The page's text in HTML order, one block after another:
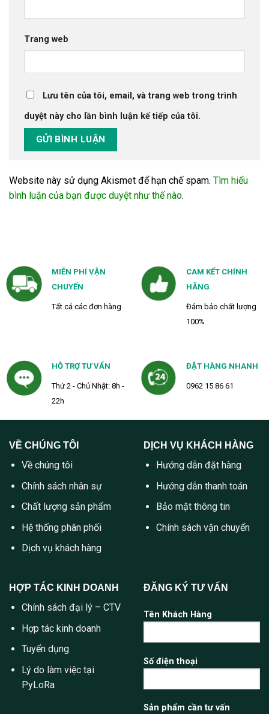
Trang web
Lưu tên của tôi, email, và trang web trong trình
duyệt này cho lần bình luận kế tiếp của tôi.
Website này sử dụng Akismet để hạn chế spam. Tìm hiểu
bình luận của bạn được duyệt như thế nào.
MIỄN PHÍ VẬN
CHUYỂN
Tất cả các đơn hàng
CAM KẾT CHÍNH
HÃNG
Đảm bảo chất lượng
100%
HỖ TRỢ TƯ VẤN
Thứ 2 - Chủ Nhật: 8h -
22h
ĐẶT HÀNG NHANH
0962 15 86 61
VỀ CHÚNG TÔI
Về chúng tôi
Chính sách nhân sự
Chất lượng sản phẩm
Hệ thống phân phối
Dịch vụ khách hàng
DỊCH VỤ KHÁCH HÀNG
Hướng dẫn đặt hàng
Hướng dẫn thanh toán
Bảo mật thông tin
Chính sách vận chuyển
HỢP TÁC KINH DOANH
Chính sách đại lý – CTV
Hợp tác kinh doanh
Tuyển dụng
Lý do làm việc tại
PyLoRa
ĐĂNG KÝ TƯ VẤN
Tên Khách Hàng
Số điện thoại
Sản phẩm cần tư vấn